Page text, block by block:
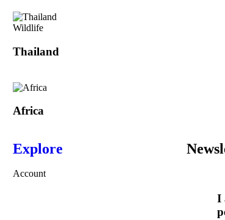
Wildlife
Thailand
Africa
Explore
Account
I